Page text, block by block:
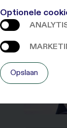
Optionele
Opslaan